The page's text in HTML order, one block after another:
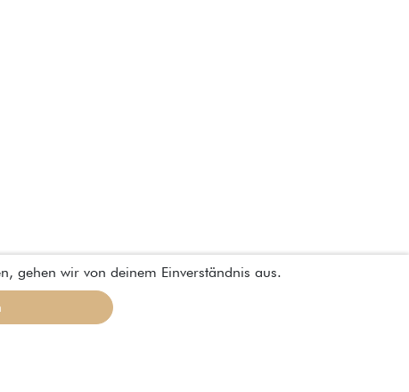
gehen wir von deinem Einverständnis aus.